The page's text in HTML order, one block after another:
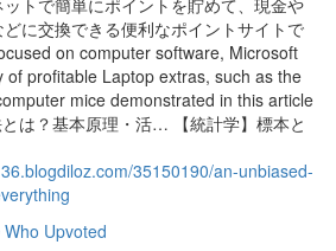
トで簡単にポイントを貯めて、現金や
に交換できる便利なポイントサイトで
on computer software, Microsoft
of profitable Laptop extras, such as the
mice demonstrated in this article
は？基本原理・活… 【統計学】標本と
35150190/an-unbiased-
Who Upvoted